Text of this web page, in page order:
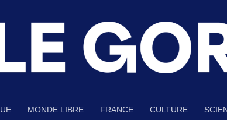
MONDE LIBRE FRANCE CULTURE